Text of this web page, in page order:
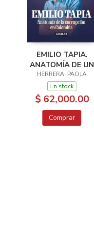
EMILIO TAPIA.
ANATOMÍA DE UN
CORRUPTO
HERRERA, PAOLA
En stock
$ 62,000.00
Comprar